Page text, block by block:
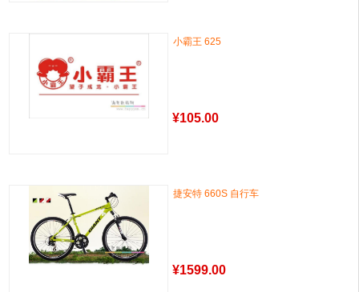
小霸王 625
¥105.00
捷安特 660S 自行车
¥1599.00